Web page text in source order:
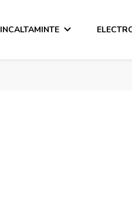
INCALTAMINTE